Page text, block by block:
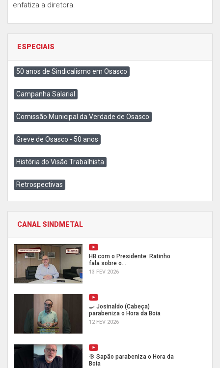
enfatiza a diretora.
ESPECIAIS
50 anos de Sindicalismo em Osasco
Campanha Salarial
Comissão Municipal da Verdade de Osasco
Greve de Osasco - 50 anos
História do Visão Trabalhista
Retrospectivas
CANAL SINDMETAL
HB com o Presidente: Ratinho
fala sobre o...
13 FEV 2026
🍳 Josinaldo (Cabeça)
parabeniza o Hora da Boia
12 FEV 2026
🎯 Sapão parabeniza o Hora da
Boia